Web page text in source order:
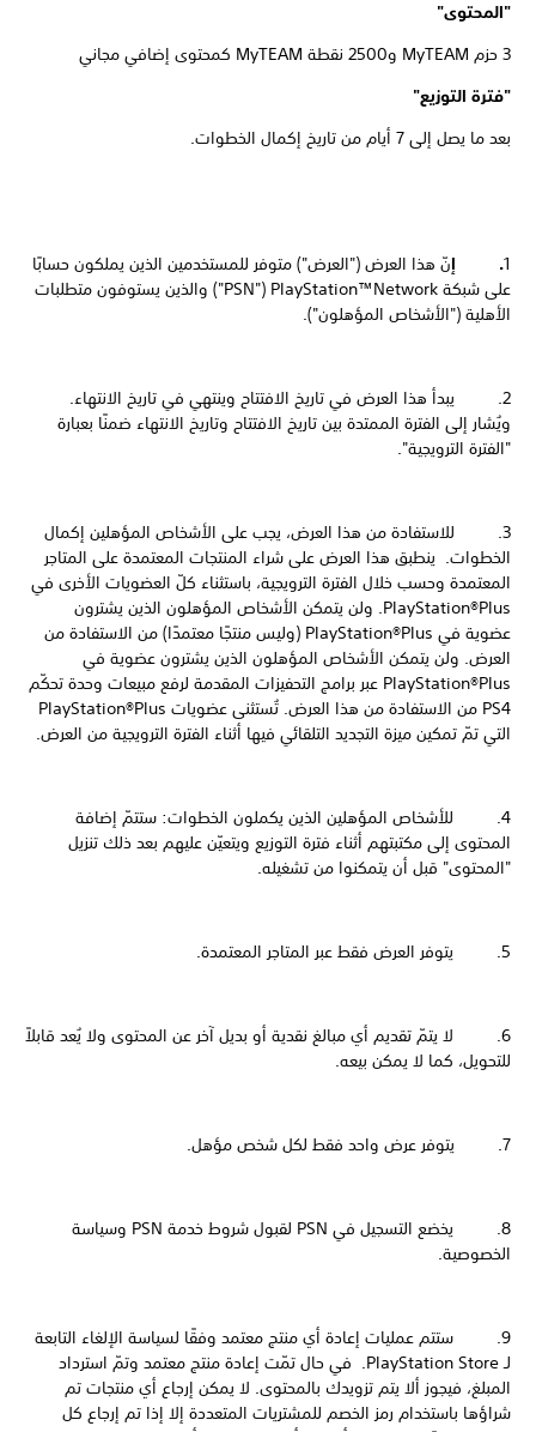
"المحتوى"
3 حزم MyTEAM و2500 نقطة MyTEAM كمحتوى إضافي مجاني
"فترة التوزيع"
بعد ما يصل إلى 7 أيام من تاريخ إكمال الخطوات.
1. إنّ هذا العرض ("العرض") متوفر للمستخدمين الذين يملكون حسابًا
على شبكة PlayStation™Network ‏("PSN") والذين يستوفون متطلبات
الأهلية ("الأشخاص المؤهلون").
2. يبدأ هذا العرض في تاريخ الافتتاح وينتهي في تاريخ الانتهاء.
ويُشار إلى الفترة الممتدة بين تاريخ الافتتاح وتاريخ الانتهاء ضمنًا بعبارة
"الفترة الترويجية".
3. للاستفادة من هذا العرض، يجب على الأشخاص المؤهلين إكمال
الخطوات. ينطبق هذا العرض على شراء المنتجات المعتمدة على المتاجر
المعتمدة وحسب خلال الفترة الترويجية، باستثناء كلّ العضويات الأخرى في
PlayStation®Plus. ولن يتمكن الأشخاص المؤهلون الذين يشترون
عضوية في PlayStation®Plus (وليس منتجًا معتمدًا) من الاستفادة من
العرض. ولن يتمكن الأشخاص المؤهلون الذين يشترون عضوية في
PlayStation®Plus عبر برامج التحفيزات المقدمة لرفع مبيعات وحدة تحكّم
PS4 من الاستفادة من هذا العرض. تُستثنى عضويات PlayStation®Plus
التي تمّ تمكين ميزة التجديد التلقائي فيها أثناء الفترة الترويجية من العرض.
4. للأشخاص المؤهلين الذين يكملون الخطوات: ستتمّ إضافة
المحتوى إلى مكتبتهم أثناء فترة التوزيع ويتعيّن عليهم بعد ذلك تنزيل
"المحتوى" قبل أن يتمكنوا من تشغيله.
5. يتوفر العرض فقط عبر المتاجر المعتمدة.
6. لا يتمّ تقديم أي مبالغ نقدية أو بديل آخر عن المحتوى ولا يُعد قابلاً
للتحويل، كما لا يمكن بيعه.
7. يتوفر عرض واحد فقط لكل شخص مؤهل.
8. يخضع التسجيل في PSN لقبول شروط خدمة PSN وسياسة
الخصوصية.
9. ستتم عمليات إعادة أي منتج معتمد وفقًا لسياسة الإلغاء التابعة
لـ PlayStation Store. في حال تمّت إعادة منتج معتمد وتمّ استرداد
المبلغ، فيجوز ألا يتم تزويدك بالمحتوى. لا يمكن إرجاع أي منتجات تم
شراؤها باستخدام رمز الخصم للمشتريات المتعددة إلا إذا تم إرجاع كل